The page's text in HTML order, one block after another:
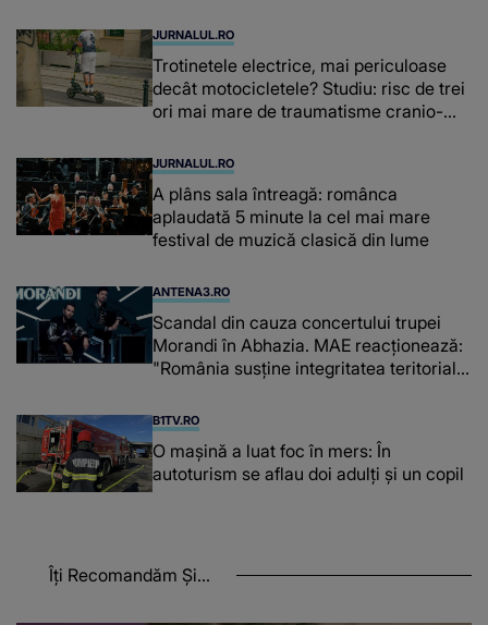
JURNALUL.RO
Trotinetele electrice, mai periculoase
decât motocicletele? Studiu: risc de trei
ori mai mare de traumatisme cranio-
JURNALUL.RO
A plâns sala întreagă: românca
aplaudată 5 minute la cel mai mare
festival de muzică clasică din lume
ANTENA3.RO
Scandal din cauza concertului trupei
Morandi în Abhazia. MAE reacționează:
"România susține integritatea teritorială
B1TV.RO
O maşină a luat foc în mers: În
autoturism se aflau doi adulți și un copil
Îți Recomandăm Și...